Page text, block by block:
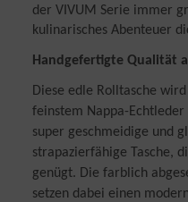
der VIVUM Serie immer
kulinarisches Abenteuer
Handgefertigte Qualität
Diese edle Rolltasche
feinstem Nappa-
super geschmeidige und
strapazierfähige Tasche,
genügt. Die farblich
setzen dabei einen